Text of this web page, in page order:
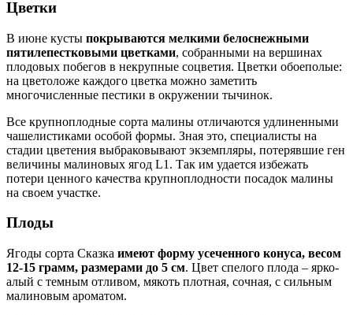
Цветки
В июне кусты покрываются мелкими белоснежными
пятилепестковыми цветками, собранными на вершинах
плодовых побегов в некрупные соцветия. Цветки обоеполые:
на цветоложе каждого цветка можно заметить
многочисленные пестики в окружении тычинок.
Все крупноплодные сорта малины отличаются удлиненными
чашелистиками особой формы. Зная это, специалисты на
стадии цветения выбраковывают экземпляры, потерявшие ген
величины малиновых ягод L1. Так им удается избежать
потери ценного качества крупноплодности посадок малины
на своем участке.
Плоды
Ягоды сорта Сказка имеют форму усеченного конуса, весом
12-15 грамм, размерами до 5 см. Цвет спелого плода – ярко-
алый с темным отливом, мякоть плотная, сочная, с сильным
малиновым ароматом.